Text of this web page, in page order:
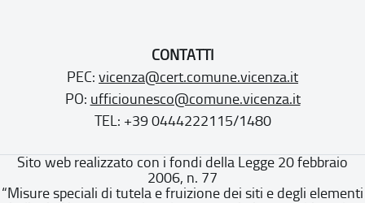
CONTATTI
PEC: vicenza@cert.comune.vicenza.it
PO: ufficiounesco@comune.vicenza.it
TEL: +39 0444222115/1480
Sito web realizzato con i fondi della Legge 20 febbraio
2006, n. 77
“Misure speciali di tutela e fruizione dei siti e degli elementi